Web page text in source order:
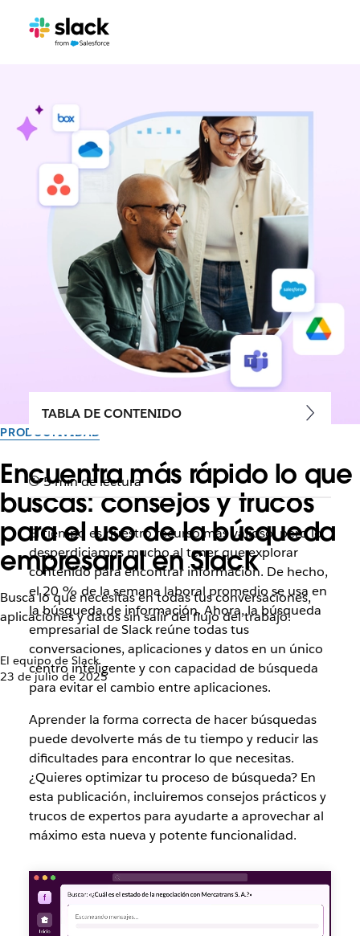
PRODUCTIVIDAD
Encuentra más rápido lo que
buscas: consejos y trucos
para el uso de la búsqueda
empresarial en Slack
Busca lo que necesitas en todas tus conversaciones,
aplicaciones y datos sin salir del flujo del trabajo.
El equipo de Slack
23 de julio de 2025
TABLA DE CONTENIDO
5 min de lectura
El tiempo es nuestro recurso más valioso, pero lo
desperdiciamos mucho al tener que explorar
contenido para encontrar información. De hecho,
el 20 % de la semana laboral promedio se usa en
la búsqueda de información. Ahora, la búsqueda
empresarial de Slack reúne todas tus
conversaciones, aplicaciones y datos en un único
centro inteligente y con capacidad de búsqueda
para evitar el cambio entre aplicaciones.
Aprender la forma correcta de hacer búsquedas
puede devolverte más de tu tiempo y reducir las
dificultades para encontrar lo que necesitas.
¿Quieres optimizar tu proceso de búsqueda? En
esta publicación, incluiremos consejos prácticos y
trucos de expertos para ayudarte a aprovechar al
máximo esta nueva y potente funcionalidad.